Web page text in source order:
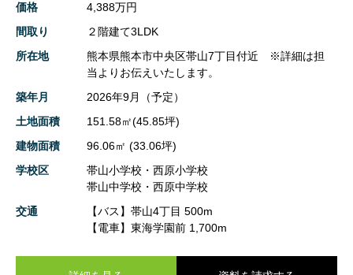
価格
4,388万円
間取り
２階建て3LDK
所在地
熊本県熊本市中央区帯山7丁目付近 ※詳細は担
当よりお伝えいたします。
築年月
2026年9月（予定）
土地面積
151.58㎡(45.85坪)
建物面積
96.06㎡ (33.06坪)
学校区
帯山小学校・西原小学校
帯山中学校・西原中学校
交通
【バス】帯山4丁目 500m
【電車】東海学園前 1,700m